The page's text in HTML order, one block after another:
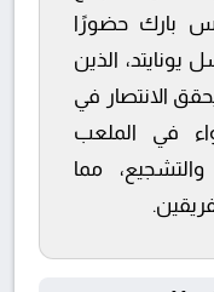
بارك حضورًا
يونايتد، الذين
الانتصار في
في الملعب
مما